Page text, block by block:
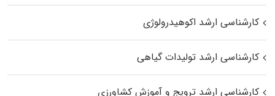
کارشناسی ارشد اکوهیدرولوژی
کارشناسی ارشد تولیدات گیاهی
کارشناسی ارشد ترویج و آموزش کشاورزی